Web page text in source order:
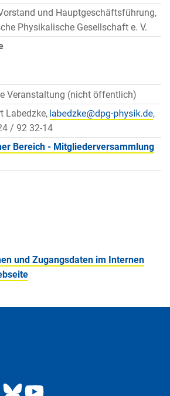
und Hauptgeschäftsführung,
Physikalische Gesellschaft e. V.
Veranstaltung (nicht öffentlich)
Labedzke,
,
/ 92 32-14
Bereich - Mitgliederversammlung
und Zugangsdaten im Internen